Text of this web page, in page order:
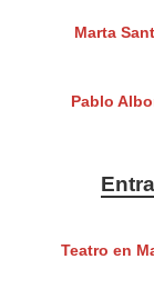
Marta
Pablo
Teatro en